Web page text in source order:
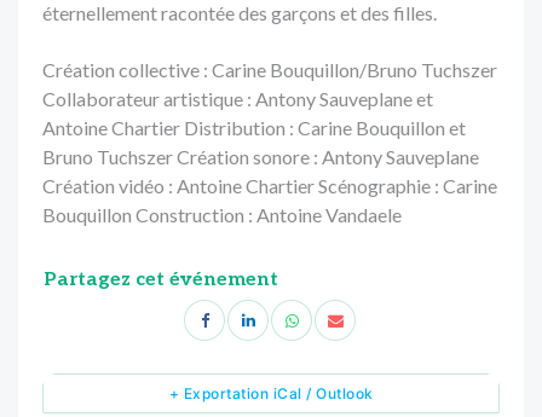
éternellement racontée des garçons et des filles.
Création collective : Carine Bouquillon/Bruno Tuchszer
Collaborateur artistique : Antony Sauveplane et
Antoine Chartier Distribution : Carine Bouquillon et
Bruno TuchszerCréation sonore : Antony Sauveplane
Création vidéo : Antoine ChartierScénographie : Carine
Bouquillon Construction : Antoine Vandaele
Partagez cet événement
+ Exportation iCal / Outlook